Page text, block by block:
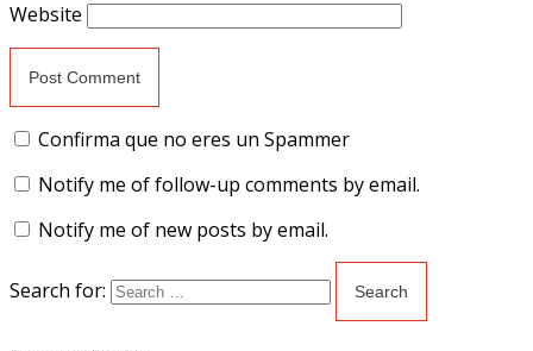
Website
Confirma que no eres un Spammer
Notify me of follow-up comments by email.
Notify me of new posts by email.
Search for: